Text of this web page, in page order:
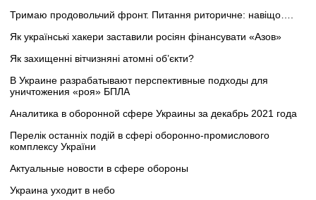
Тримаю продовольчий фронт. Питання риторичне: навіщо….
Як українські хакери заставили росіян фінансувати «Азов»
Як захищенні вітчизняні атомні об’єкти?
В Украине разрабатывают перспективные подходы для
уничтожения «роя» БПЛА
Аналитика в оборонной сфере Украины за декабрь 2021 года
Перелік останніх подій в сфері оборонно-промислового
комплексу України
Актуальные новости в сфере обороны
Украина уходит в небо